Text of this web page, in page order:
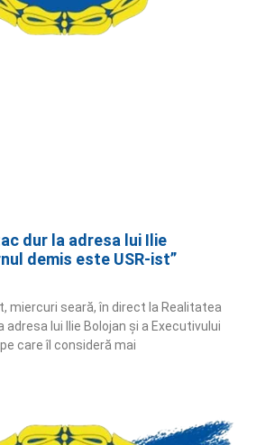
dur la adresa lui Ilie
demis este USR-ist”
miercuri seară, în direct la Realitatea
adresa lui Ilie Bolojan și a Executivului
care îl consideră mai